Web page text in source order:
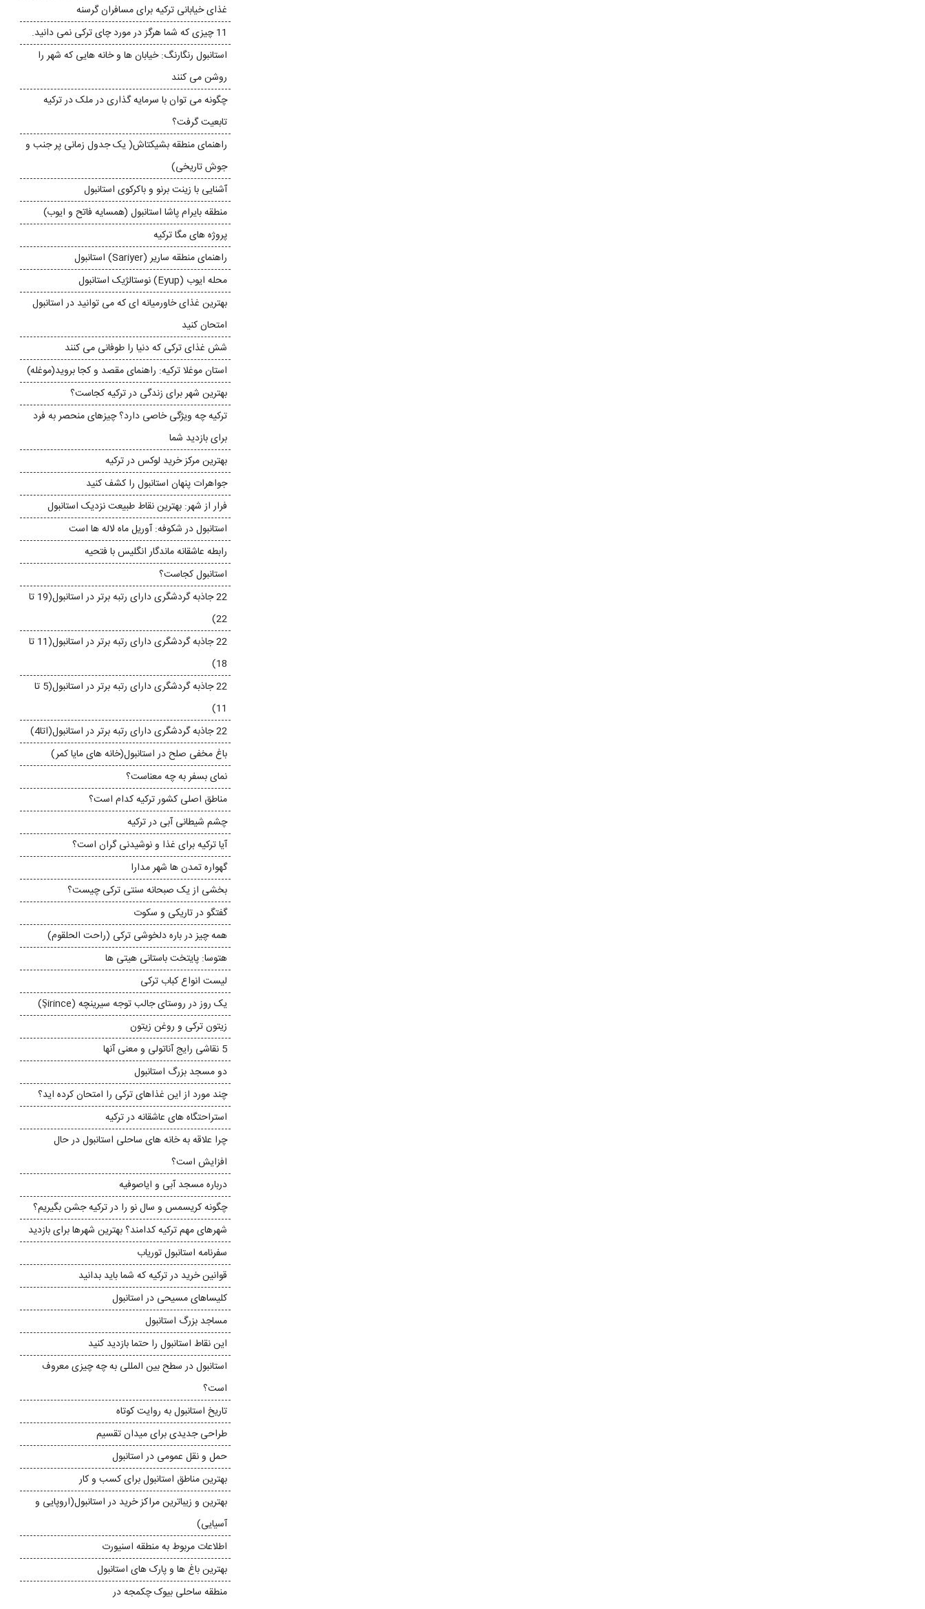
غذای خیابانی ترکیه برای مسافران گرسنه
11 چیزی که شما هرگز در مورد چای ترکی نمی دانید.
استانبول رنگارنگ: خیابان ها و خانه هایی که شهر را
روشن می کنند
چگونه می توان با سرمایه گذاری در ملک در ترکیه
تابعیت گرفت؟
راهنمای منطقه بشیکتاش( یک جدول زمانی پر جنب و
جوش تاریخی)
آشنایی با زینت برنو و باکرکوی استانبول
منطقه بایرام پاشا استانبول (همسایه فاتح و ایوب)
پروژه های مگا ترکیه
راهنمای منطقه ساریر (Sariyer) استانبول
محله ایوب (Eyup) نوستالژیک استانبول
بهترین غذای خاورمیانه ای که می توانید در استانبول
امتحان کنید
شش غذای ترکی که دنیا را طوفانی می کنند
استان موغلا ترکیه: راهنمای مقصد و کجا بروید(موغله)
بهترین شهر برای زندگی در ترکیه کجاست؟
ترکیه چه ویژگی خاصی دارد؟ چیزهای منحصر به فرد
برای بازدید شما
بهترین مرکز خرید لوکس در ترکیه
جواهرات پنهان استانبول را کشف کنید
فرار از شهر: بهترین نقاط طبیعت نزدیک استانبول
استانبول در شکوفه: آوریل ماه لاله ها است
رابطه عاشقانه ماندگار انگلیس با فتحیه
استانبول کجاست؟
22 جاذبه گردشگری دارای رتبه برتر در استانبول(19 تا
22)
22 جاذبه گردشگری دارای رتبه برتر در استانبول(11 تا
18)
22 جاذبه گردشگری دارای رتبه برتر در استانبول(5 تا
11)
22 جاذبه گردشگری دارای رتبه برتر در استانبول(اتا4)
باغ مخفی صلح در استانبول(خانه های مایا کمر)
نمای بسفر به چه معناست؟
مناطق اصلی کشور ترکیه کدام است؟
چشم شیطانی آبی در ترکیه
آیا ترکیه برای غذا و نوشیدنی گران است؟
گهواره تمدن ها شهر مدارا
بخشی از یک صبحانه سنتی ترکی چیست؟
گفتگو در تاریکی و سکوت
همه چیز در باره دلخوشی ترکی (راحت الحلقوم)
هتوسا: پایتخت باستانی هیتی ها
لیست انواع کباب ترکی
یک روز در روستای جالب توجه سیرینچه (Şirince)
زیتون ترکی و روغن زیتون
5 نقاشی رایج آناتولی و معنی آنها
دو مسجد بزرگ استانبول
چند مورد از این غذاهای ترکی را امتحان کرده اید؟
استراحتگاه های عاشقانه در ترکیه
چرا علاقه به خانه های ساحلی استانبول در حال
افزایش است؟
درباره مسجد آبی و ایاصوفیه
چگونه کریسمس و سال نو را در ترکیه جشن بگیریم؟
شهرهای مهم ترکیه کدامند؟ بهترین شهرها برای بازدید
سفرنامه استانبول توریاب
قوانین خرید در ترکیه که شما باید بدانید
کلیساهای مسیحی در استانبول
مساجد بزرگ استانبول
این نقاط استانبول را حتما بازدید کنید
استانبول در سطح بین المللی به چه چیزی معروف
است؟
تاریخ استانبول به روایت کوتاه
طراحی جدیدی برای میدان تقسیم
حمل و نقل عمومی در استانبول
بهترین مناطق استانبول برای کسب و کار
بهترین و زیباترین مراکز خرید در استانبول(اروپایی و
آسیایی)
اطلاعات مربوط به منطقه اسنیورت
بهترین باغ ها و پارک های استانبول
منطقه ساحلی بیوک چکمجه در